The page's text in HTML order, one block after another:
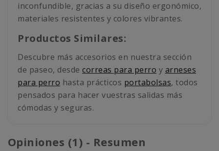
inconfundible, gracias a su diseño ergonómico,
materiales resistentes y colores vibrantes.
Productos Similares:
Descubre más accesorios en nuestra sección
de paseo, desde correas para perro y arneses
para perro hasta prácticos portabolsas, todos
pensados para hacer vuestras salidas más
cómodas y seguras.
Opiniones (1) - Resumen